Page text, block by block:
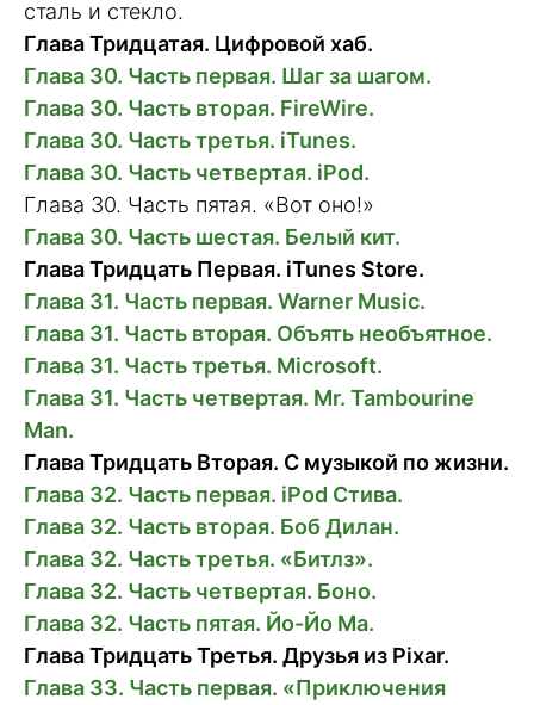
сталь и стекло.
Глава Тридцатая. Цифровой хаб.
Глава 30. Часть первая. Шаг за шагом.
Глава 30. Часть вторая. FireWire.
Глава 30. Часть третья. iTunes.
Глава 30. Часть четвертая. iPod.
Глава 30. Часть пятая. «Вот оно!»
Глава 30. Часть шестая. Белый кит.
Глава Тридцать Первая. iTunes Store.
Глава 31. Часть первая. Warner Music.
Глава 31. Часть вторая. Объять необъятное.
Глава 31. Часть третья. Microsoft.
Глава 31. Часть четвертая. Mr. Tambourine
Man.
Глава Тридцать Вторая. С музыкой по жизни.
Глава 32. Часть первая. iPod Стива.
Глава 32. Часть вторая. Боб Дилан.
Глава 32. Часть третья. «Битлз».
Глава 32. Часть четвертая. Боно.
Глава 32. Часть пятая. Йо-Йо Ма.
Глава Тридцать Третья. Друзья из Pixar.
Глава 33. Часть первая. «Приключения